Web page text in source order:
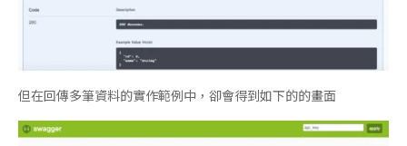
但在回傳多筆資料的實作範例中，卻會得到如下的的畫面